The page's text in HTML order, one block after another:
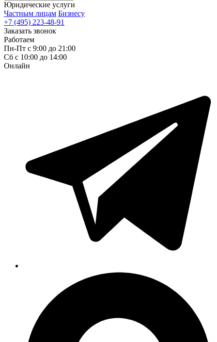
Юридические услуги
Частным лицам Бизнесу
+7 (495) 223-48-91
Заказать звонок
Работаем
Пн-Пт с 9:00 до 21:00
Сб с 10:00 до 14:00
Онлайн